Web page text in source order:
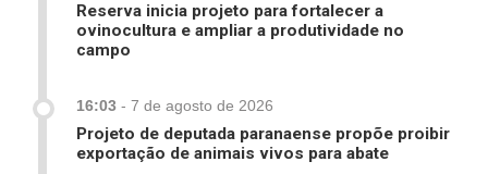
Reserva inicia projeto para fortalecer a
ovinocultura e ampliar a produtividade no
campo
16:03 - 7 de agosto de 2026
Projeto de deputada paranaense propõe proibir
exportação de animais vivos para abate